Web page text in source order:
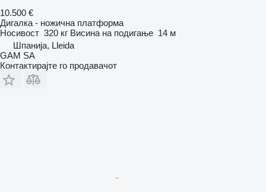
10.500 €
Дигалка - ножична платформа
Носивост 320 кг Висина на подигање 14 м
Шпанија, Lleida
GAM SA
Контактирајте го продавачот